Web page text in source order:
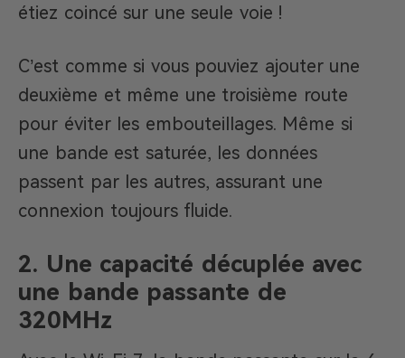
étiez coincé sur une seule voie !
C’est comme si vous pouviez ajouter une
deuxième et même une troisième route
pour éviter les embouteillages. Même si
une bande est saturée, les données
passent par les autres, assurant une
connexion toujours fluide.
2. Une capacité décuplée avec
une bande passante de
320MHz